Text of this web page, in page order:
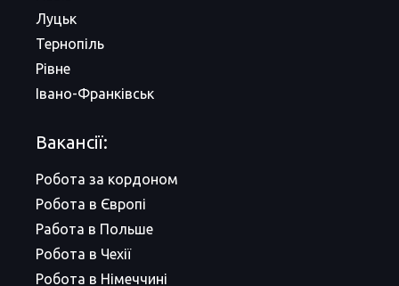
Луцьк
Тернопіль
Рівне
Івано-Франківськ
Вакансії:
Робота за кордоном
Робота в Європі
Работа в Польше
Робота в Чехії
Робота в Німеччині